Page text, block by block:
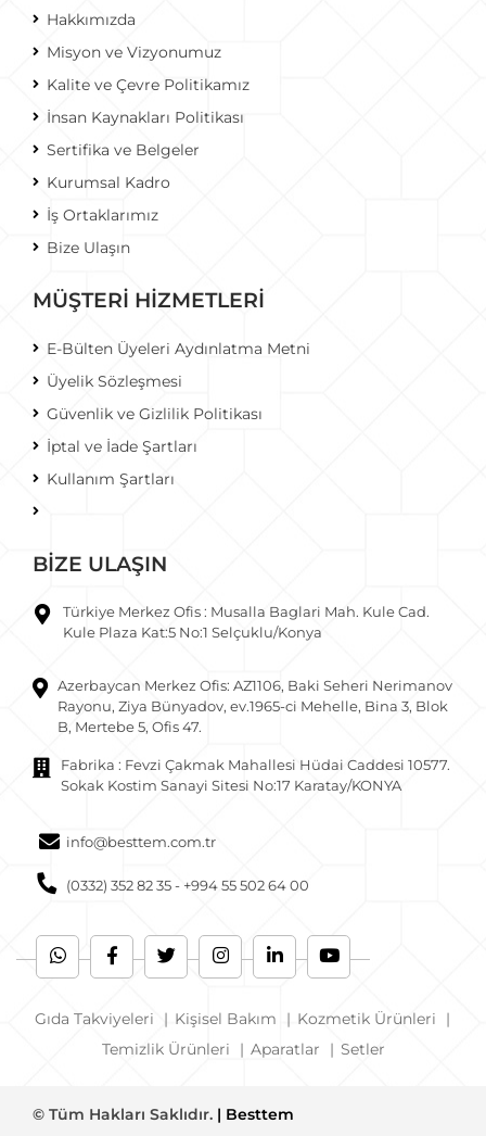
Hakkımızda
Misyon ve Vizyonumuz
Kalite ve Çevre Politikamız
İnsan Kaynakları Politikası
Sertifika ve Belgeler
Kurumsal Kadro
İş Ortaklarımız
Bize Ulaşın
MÜŞTERİ HİZMETLERİ
E-Bülten Üyeleri Aydınlatma Metni
Üyelik Sözleşmesi
Güvenlik ve Gizlilik Politikası
İptal ve İade Şartları
Kullanım Şartları
BİZE ULAŞIN
Türkiye Merkez Ofis : Musalla Baglari Mah. Kule Cad.
Kule Plaza Kat:5 No:1 Selçuklu/Konya
Azerbaycan Merkez Ofis: AZ1106, Baki Seheri Nerimanov
Rayonu, Ziya Bünyadov, ev.1965-ci Mehelle, Bina 3, Blok
B, Mertebe 5, Ofis 47.
Fabrika : Fevzi Çakmak Mahallesi Hüdai Caddesi 10577.
Sokak Kostim Sanayi Sitesi No:17 Karatay/KONYA
info@besttem.com.tr
(0332) 352 82 35 - +994 55 502 64 00
Gıda Takviyeleri | Kişisel Bakım | Kozmetik Ürünleri
|
Temizlik Ürünleri
| Aparatlar | Setler
© Tüm Hakları Saklıdır. | Besttem